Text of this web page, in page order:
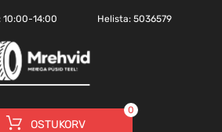
10:00-14:00 Helista:5036579
OSTUKORV
0